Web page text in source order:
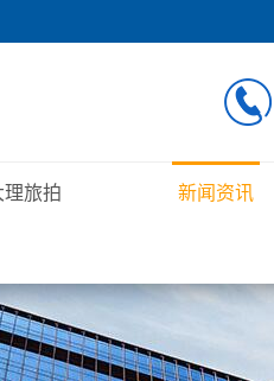
理旅拍 新闻资讯